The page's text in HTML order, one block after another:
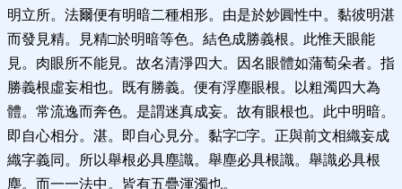
明立所。法爾便有明暗二種相形。由是於妙圓性中。黏彼明湛
而發見精。見精□於明暗等色。結色成勝義根。此惟天眼能
見。肉眼所不能見。故名清淨四大。因名眼體如蒲萄朵者。指
勝義根虛妄相也。既有勝義。便有浮塵眼根。以粗濁四大為
體。常流逸而奔色。是謂迷真成妄。故有眼根也。此中明暗。
即自心相分。湛。即自心見分。黏字□字。正與前文相織妄成
織字義同。所以舉根必具塵識。舉塵必具根識。舉識必具根
塵。而一一法中。皆有五疊渾濁也。